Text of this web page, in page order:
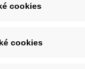
cookies
cookies